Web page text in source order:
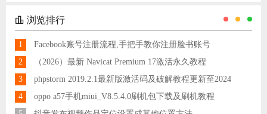
浏览排行
1
Facebook账号注册流程,手把手教你注册脸书账号
2
（2026）最新 Navicat Premium 17激活永久教程
3
phpstorm 2019.2.1最新版激活码及破解教程更新至2024
4
oppo a57手机miui_V8.5.4.0刷机包下载及刷机教程